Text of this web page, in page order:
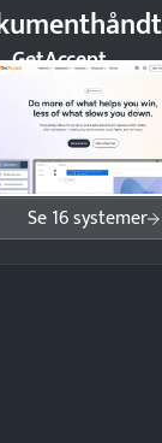
GetAccept
kontrakter til
og mist
Se 16 systemer